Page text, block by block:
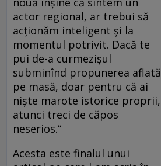
actor regional, ar trebui să
acţionăm inteligent şi la
momentul potrivit. Dacă te
pui de-a curmezişul
subminînd propunerea aflată
pe masă, doar pentru că ai
nişte marote istorice proprii,
atunci treci de căpos
neserios.“
Acesta este finalul unui